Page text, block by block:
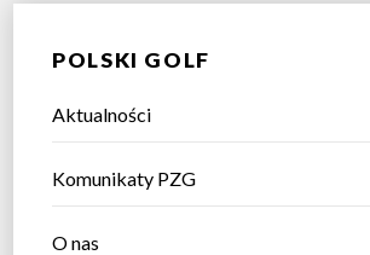
POLSKI GOLF
Aktualności
Komunikaty PZG
O nas